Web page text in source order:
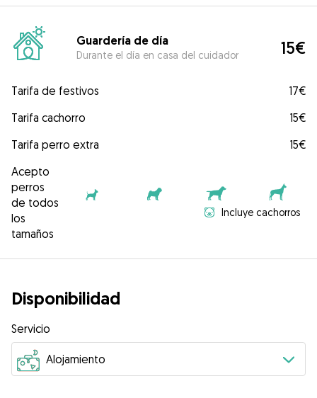
Guardería de día
Durante el día en casa del cuidador 15€
Tarifa de festivos
17€
Tarifa cachorro
15€
Tarifa perro extra
15€
Acepto
perros
de todos
los
tamaños
Incluye cachorros
Disponibilidad
Servicio